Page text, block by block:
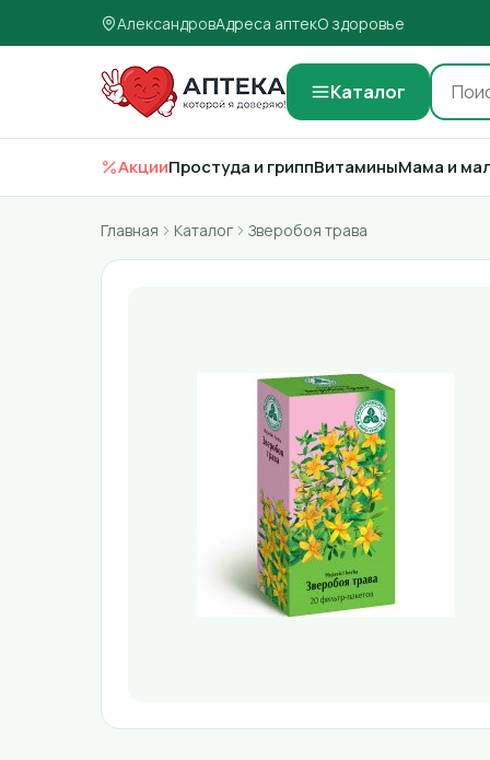
АлександровАдреса аптекО здоровье
Каталог
АкцииПростуда и гриппВитаминыМама и
Главная Каталог Зверобоя трава